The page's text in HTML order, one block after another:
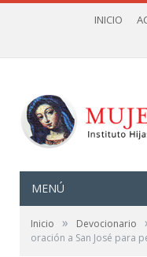
INICIO
MENÚ
Inicio » Devocionario
oración a San José para